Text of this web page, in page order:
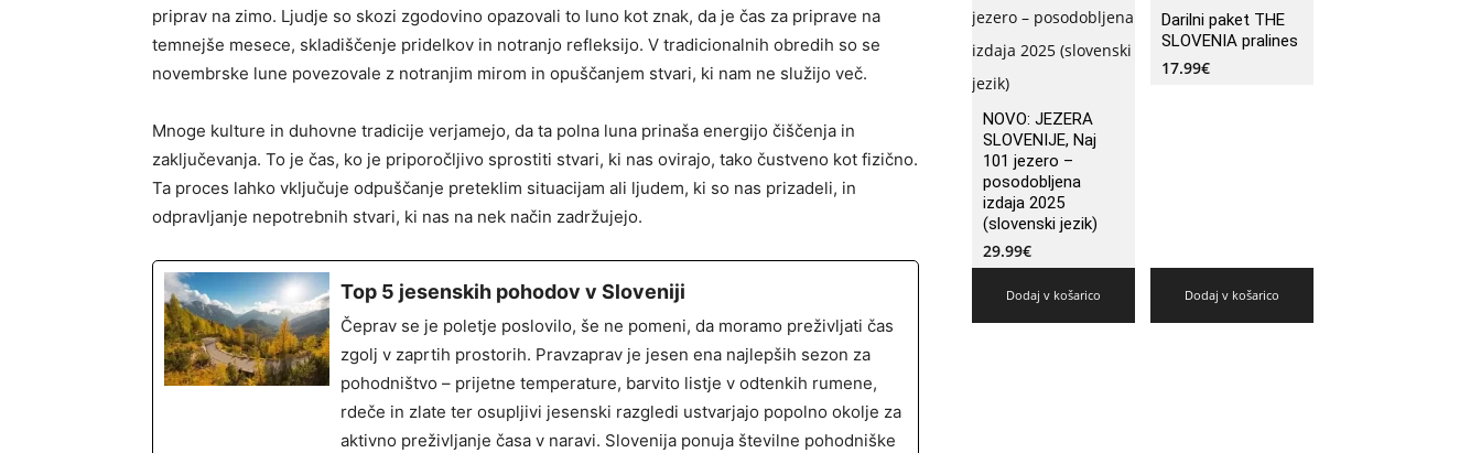
priprav na zimo. Ljudje so skozi zgodovino opazovali to luno kot znak, da je čas za priprave na
temnejše mesece, skladiščenje pridelkov in notranjo refleksijo. V tradicionalnih obredih so se
novembrske lune povezovale z notranjim mirom in opuščanjem stvari, ki nam ne služijo več.
Mnoge kulture in duhovne tradicije verjamejo, da ta polna luna prinaša energijo čiščenja in
zaključevanja. To je čas, ko je priporočljivo sprostiti stvari, ki nas ovirajo, tako čustveno kot fizično.
Ta proces lahko vključuje odpuščanje preteklim situacijam ali ljudem, ki so nas prizadeli, in
odpravljanje nepotrebnih stvari, ki nas na nek način zadržujejo.
Top 5 jesenskih pohodov v Sloveniji
Čeprav se je poletje poslovilo, še ne pomeni, da moramo preživljati čas
zgolj v zaprtih prostorih. Pravzaprav je jesen ena najlepših sezon za
pohodništvo – prijetne temperature, barvito listje v odtenkih rumene,
rdeče in zlate ter osupljivi jesenski razgledi ustvarjajo popolno okolje za
aktivno preživljanje časa v naravi. Slovenija ponuja številne pohodniške
NOVO: JEZERA
SLOVENIJE, Naj
101 jezero –
posodobljena
izdaja 2025
(slovenski jezik)
29.99€
Dodaj v košarico
Darilni paket THE
SLOVENIA pralines
17.99€
Dodaj v košarico